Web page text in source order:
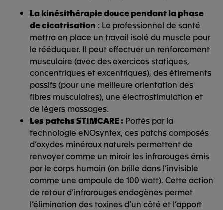
La kinésithérapie douce pendant la phase
de cicatrisation : Le professionnel de santé
mettra en place un travail isolé du muscle pour
le rééduquer. Il peut effectuer un renforcement
musculaire (avec des exercices statiques,
concentriques et excentriques), des étirements
passifs (pour une meilleure orientation des
fibres musculaires), une électrostimulation et
de légers massages.
Les patchs STIMCARE : Portés par la
technologie eNOsyntex, ces patchs composés
d’oxydes minéraux naturels permettent de
renvoyer comme un miroir les infrarouges émis
par le corps humain (on brille dans l’invisible
comme une ampoule de 100 watt). Cette action
de retour d’infrarouges endogènes permet
l’élimination des toxines d’un côté et l’apport